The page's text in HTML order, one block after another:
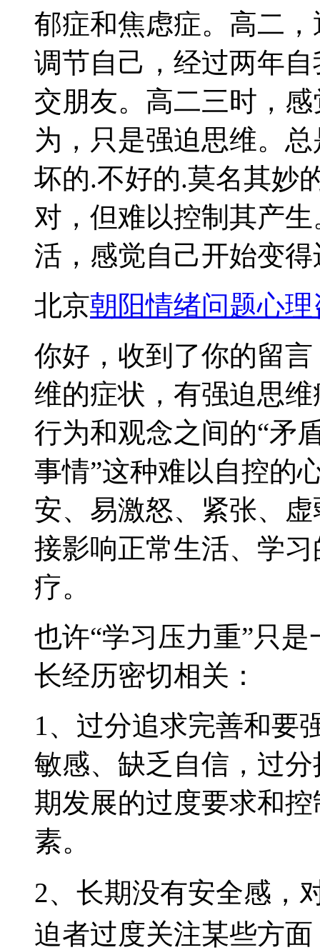
郁症和焦虑症。高二
调节自己，经过两年
交朋友。高二三时，
为，只是强迫思维。
坏的.不好的.莫名其妙
对，但难以控制其产
活，感觉自己开始变
北京朝阳情绪问题心理
你好，收到了你的留
维的症状，有强迫思
行为和观念之间的“矛
事情”这种难以自控的
安、易激怒、紧张、
接影响正常生活、学
疗。
也许“学习压力重”只
长经历密切相关：
1、过分追求完善和要
敏感、缺乏自信，过
期发展的过度要求和
素。
2、长期没有安全感，
迫者过度关注某些方